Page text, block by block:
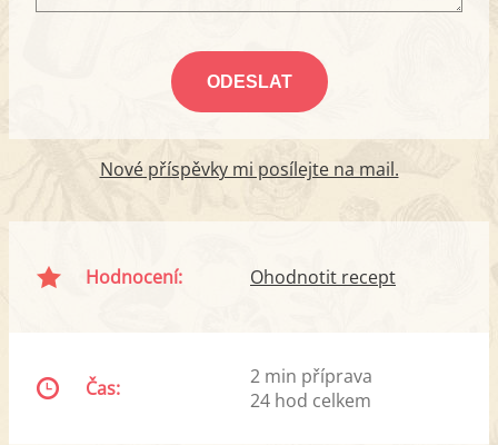
Nové příspěvky mi posílejte na mail.
Hodnocení: Ohodnotit recept
Čas:
2 min příprava
24 hod celkem